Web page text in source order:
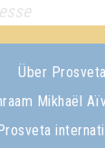
Über Prosveta
Mikhaël